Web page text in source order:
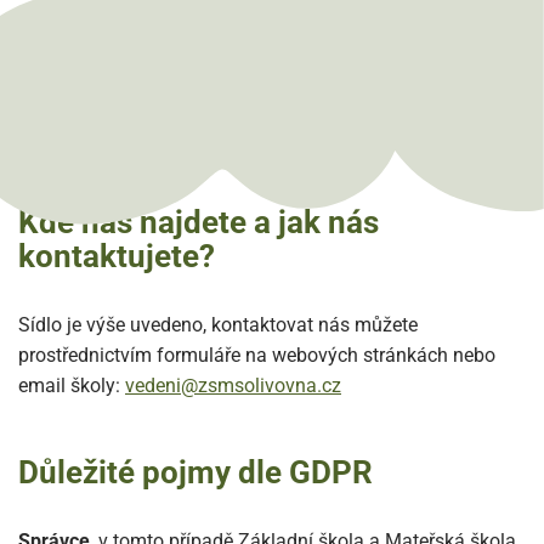
Správcem Vaším osobních údajů je Základní škola a
Kde nás najdete a jak nás
kontaktujete?
Sídlo je výše uvedeno, kontaktovat nás můžete
prostřednictvím formuláře na webových stránkách nebo
email školy: vedeni@zsmsolivovna.cz
Důležité pojmy dle GDPR